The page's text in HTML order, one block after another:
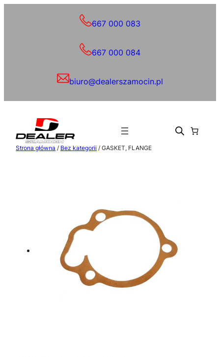
667 000 083
667 000 084
biuro@dealerszamocin.pl
Strona główna / Bez kategorii / GASKET, FLANGE